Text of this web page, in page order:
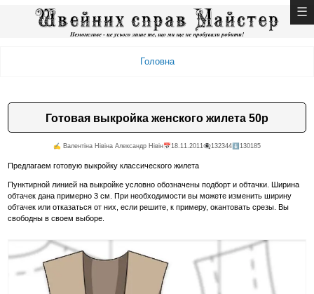
Головна
Готовая выкройка женского жилета 50р
✍️ Валентiна Нiвiна Александр Нiвiн📅18.11.2011👁️‍🗨️132344 ⬇️130185
Предлагаем готовую выкройку классического жилета
Пунктирной линией на выкройке условно обозначены подборт и обтачки. Ширина
обтачек дана примерно 3 см. При необходимости вы можете изменить ширину
обтачек или отказаться от них, если решите, к примеру, окантовать срезы. Вы
свободны в своем выборе.